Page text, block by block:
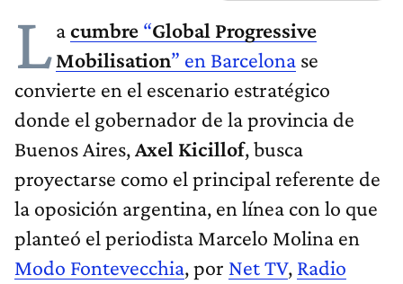
Lacumbre “Global Progressive
Mobilisation” en Barcelona se
convierte en el escenario estratégico
donde el gobernador de la provincia de
Buenos Aires,Axel Kicillof, busca
proyectarse como el principal referente de
la oposición argentina, en línea con lo que
planteó el periodista Marcelo Molina en
Modo Fontevecchia, por Net TV, Radio